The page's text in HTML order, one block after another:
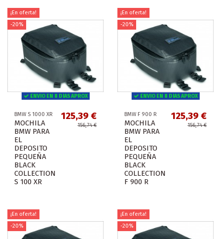
¡En oferta!
-20%
ENVIO EN 8 DIAS APROX
BMW S 1000 XR
MOCHILA
BMW PARA
EL
DEPOSITO
PEQUEÑA
BLACK
COLLECTION
S 100 XR
125,39 €
156,74 €
¡En oferta!
-20%
ENVIO EN 8 DIAS APROX
BMW F 900 R
MOCHILA
BMW PARA
EL
DEPOSITO
PEQUEÑA
BLACK
COLLECTION
F 900 R
125,39 €
156,74 €
¡En oferta!
-20%
¡En oferta!
-20%